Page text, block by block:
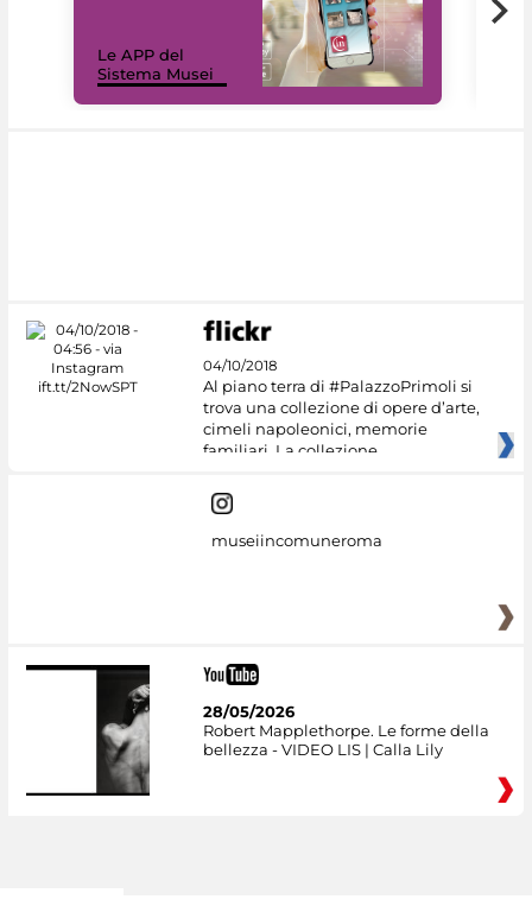
Le APP del
Sistema Musei
04/10/2018
Al piano terra di #PalazzoPrimoli si
trova una collezione di opere d’arte,
cimeli napoleonici, memorie
familiari. La collezione
museiincomuneroma
28/05/2026
Robert Mapplethorpe. Le forme della
bellezza - VIDEO LIS | Calla Lily